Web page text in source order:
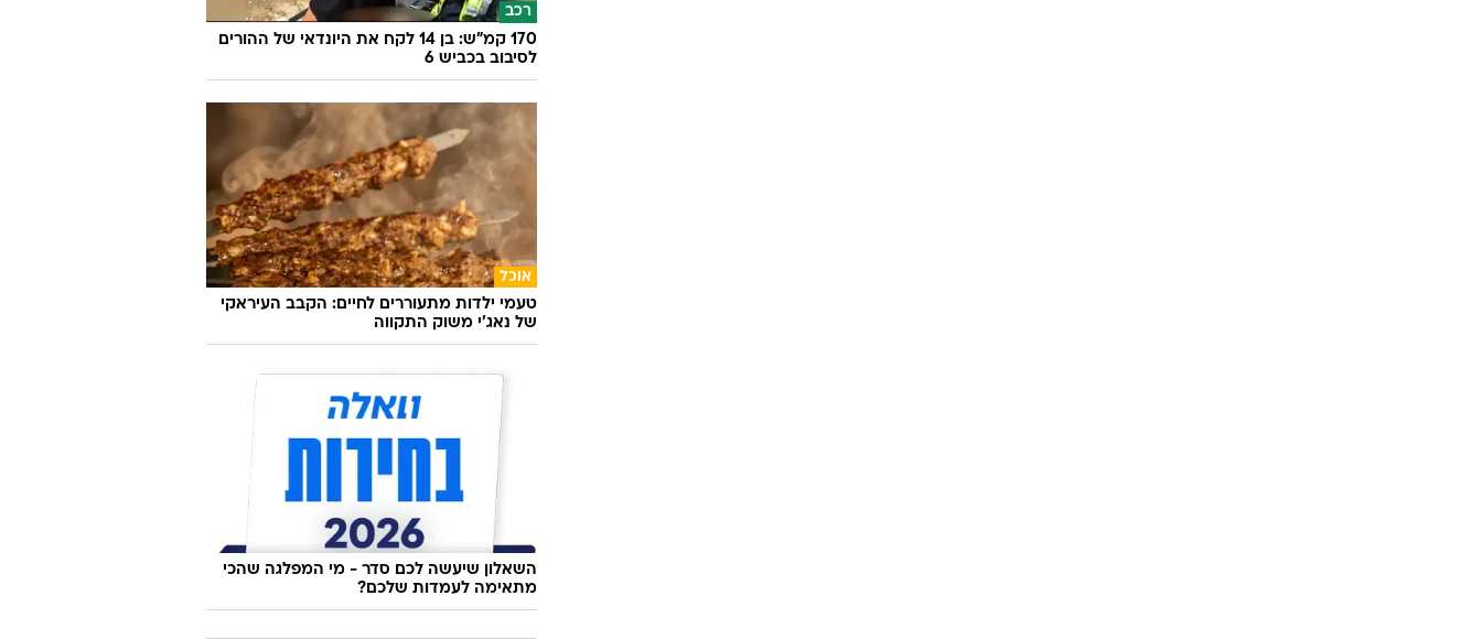
טעמנו את השווארמה החדשה של אסף גרניט,
ולזה לא ציפינו
170 קמ"ש: בן 14 לקח את היונדאי של ההורים
לסיבוב בכביש 6
טעמי ילדות מתעוררים לחיים: הקבב העיראקי
של נאג׳י משוק התקווה